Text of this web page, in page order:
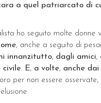
a quel patriarcato di
ho seguito molte donne
, anche a seguito di
innanzitutto, dagli amici,
civile. E, a volte, anche
per non essere